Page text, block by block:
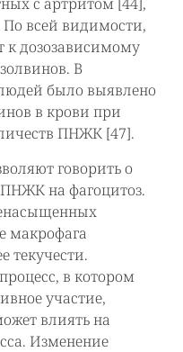
всей видимости,
к дозозависимому
В
было выявлено
в крови при
ПНЖК [47].
говорить о
на фагоцитоз.
макрофага
текучести.
в котором
участие,
влиять на
Изменение